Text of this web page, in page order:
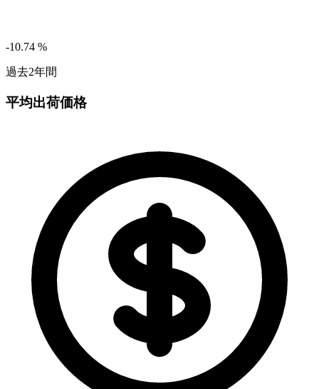
-10.74 %
過去2年間
平均出荷価格